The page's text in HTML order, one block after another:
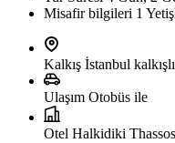
Misafir bilgileri 1
Kalkış İstanbul kalkışlı
Ulaşım Otobüs ile
Otel Halkidiki